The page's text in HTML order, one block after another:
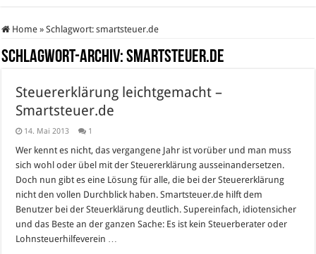
Home » Schlagwort:smartsteuer.de
Schlagwort-Archiv:smartsteuer.de
Steuererklärung leichtgemacht –
Smartsteuer.de
14. Mai 2013 1
Wer kennt es nicht, das vergangene Jahr ist vorüber und man muss
sich wohl oder übel mit der Steuererklärung ausseinandersetzen.
Doch nun gibt es eine Lösung für alle, die bei der Steuererklärung
nicht den vollen Durchblick haben. Smartsteuer.de hilft dem
Benutzer bei der Steuerklärung deutlich. Supereinfach, idiotensicher
und das Beste an der ganzen Sache: Es ist kein Steuerberater oder
Lohnsteuerhilfeverein …